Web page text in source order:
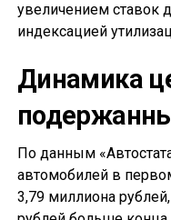
увеличением ставок
индексацией
Динамика
По данным
автомобилей в
3,79 миллиона